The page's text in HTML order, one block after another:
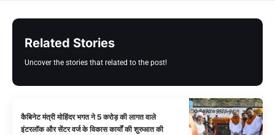
Related Stories
Uncover the stories that related to the post!
कैबिनेट मंत्री मोहिंदर भगत ने 5 करोड़ की लागत वाले
इंटरलॉक और सेंटर वर्ज के विकास कार्यों की शुरुआत की